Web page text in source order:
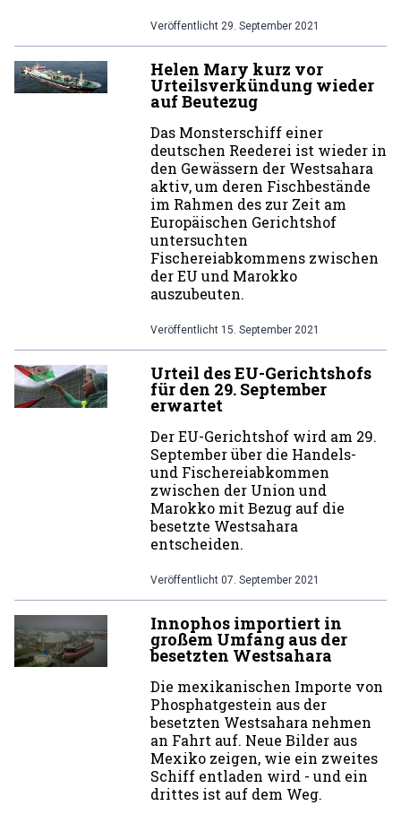
Veröffentlicht 29. September 2021
Helen Mary kurz vor
Urteilsverkündung wieder
auf Beutezug
Das Monsterschiff einer
deutschen Reederei ist wieder in
den Gewässern der Westsahara
aktiv, um deren Fischbestände
im Rahmen des zur Zeit am
Europäischen Gerichtshof
untersuchten
Fischereiabkommens zwischen
der EU und Marokko
auszubeuten.
Veröffentlicht 15. September 2021
Urteil des EU-Gerichtshofs
für den 29. September
erwartet
Der EU-Gerichtshof wird am 29.
September über die Handels-
und Fischereiabkommen
zwischen der Union und
Marokko mit Bezug auf die
besetzte Westsahara
entscheiden.
Veröffentlicht 07. September 2021
Innophos importiert in
großem Umfang aus der
besetzten Westsahara
Die mexikanischen Importe von
Phosphatgestein aus der
besetzten Westsahara nehmen
an Fahrt auf. Neue Bilder aus
Mexiko zeigen, wie ein zweites
Schiff entladen wird - und ein
drittes ist auf dem Weg.